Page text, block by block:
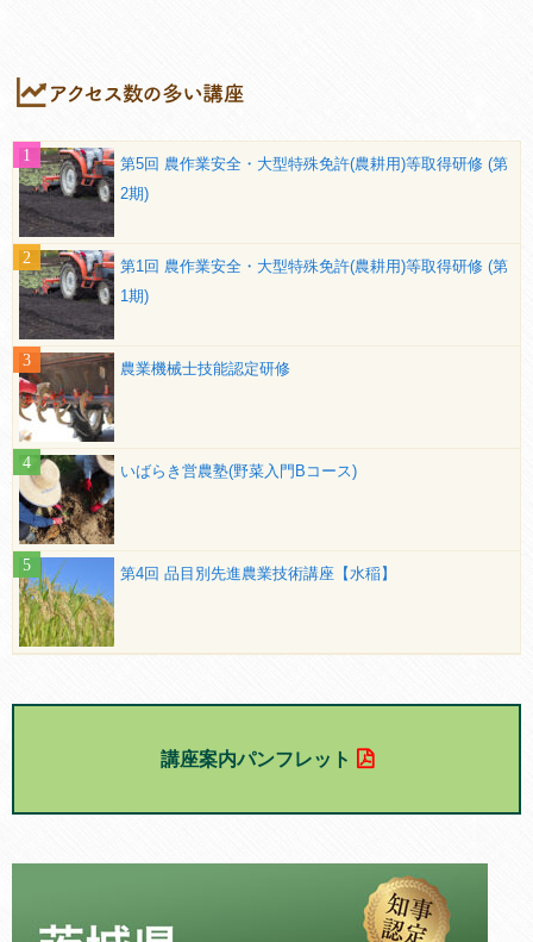
第5回 農作業安全・大型特殊免許(農耕用)等取得研修 (第
2期)
第1回 農作業安全・大型特殊免許(農耕用)等取得研修 (第
1期)
農業機械士技能認定研修
いばらき営農塾(野菜入門Bコース)
第4回 品目別先進農業技術講座【水稲】
講座案内パンフレット